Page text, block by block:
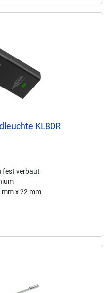
KL80R
fest verbaut
mm x 22 mm